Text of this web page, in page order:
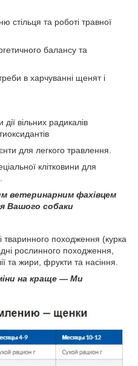
стільця та роботі травної
балансу та
в харчуванні щенят і
вільних радикалів
для легкого травлення.
клітковини для
ветеринарним фахівцем
Вашого собаки
тваринного походження (курка
рослинного походження,
та жири, фрукти та насіння.
на краще — Ми